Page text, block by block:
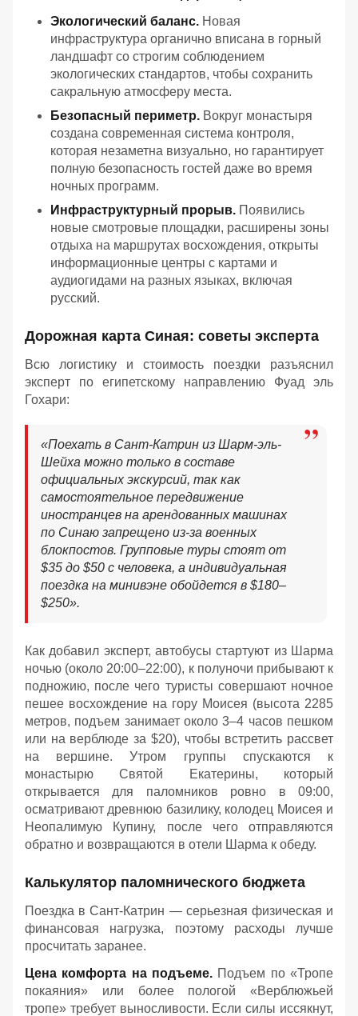
Экологический баланс. Новая
инфраструктура органично вписана в горный
ландшафт со строгим соблюдением
экологических стандартов, чтобы сохранить
сакральную атмосферу места.
Безопасный периметр. Вокруг монастыря
создана современная система контроля,
которая незаметна визуально, но гарантирует
полную безопасность гостей даже во время
ночных программ.
Инфраструктурный прорыв. Появились
новые смотровые площадки, расширены зоны
отдыха на маршрутах восхождения, открыты
информационные центры с картами и
аудиогидами на разных языках, включая
русский.
Дорожная карта Синая: советы эксперта
Всю логистику и стоимость поездки разъяснил
эксперт по египетскому направлению Фуад эль
Гохари:
«Поехать в Сант-Катрин из Шарм-эль-
Шейха можно только в составе
официальных экскурсий, так как
самостоятельное передвижение
иностранцев на арендованных машинах
по Синаю запрещено из-за военных
блокпостов. Групповые туры стоят от
$35 до $50 с человека, а индивидуальная
поездка на минивэне обойдется в $180–
$250».
Как добавил эксперт, автобусы стартуют из Шарма
ночью (около 20:00–22:00), к полуночи прибывают к
подножию, после чего туристы совершают ночное
пешее восхождение на гору Моисея (высота 2285
метров, подъем занимает около 3–4 часов пешком
или на верблюде за $20), чтобы встретить рассвет
на вершине. Утром группы спускаются к
монастырю Святой Екатерины, который
открывается для паломников ровно в 09:00,
осматривают древнюю базилику, колодец Моисея и
Неопалимую Купину, после чего отправляются
обратно и возвращаются в отели Шарма к обеду.
Калькулятор паломнического бюджета
Поездка в Сант-Катрин — серьезная физическая и
финансовая нагрузка, поэтому расходы лучше
просчитать заранее.
Цена комфорта на подъеме. Подъем по «Тропе
покаяния» или более пологой «Верблюжьей
тропе» требует выносливости. Если силы иссякнут,